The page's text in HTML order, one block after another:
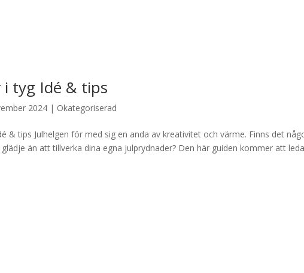
i tyg Idé & tips
2024 | Okategoriserad
& tips Julhelgen för med sig en anda av kreativitet och värme. Finns det
än att tillverka dina egna julprydnader? Den här guiden kommer att